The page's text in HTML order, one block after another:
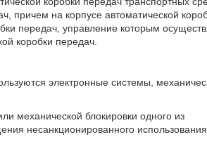
причем на корпусе автоматической
передач, управление которым
коробки передач.
электронные системы,
механической блокировки одного из
несанкционированного